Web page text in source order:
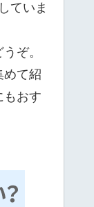
ていま
ぞ。
めて紹
もおす